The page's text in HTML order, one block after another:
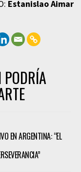
Estanislao Aimar
EN ARGENTINA: “EL